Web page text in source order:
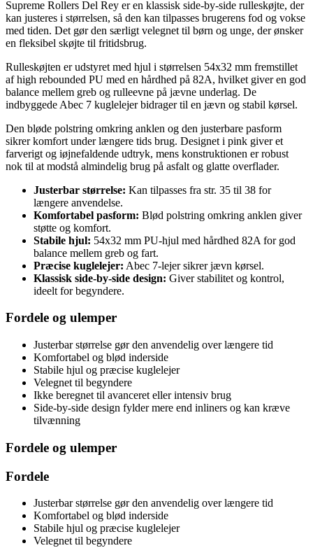
Supreme Rollers Del Rey er en klassisk side-by-side rulleskøjte, der
kan justeres i størrelsen, så den kan tilpasses brugerens fod og vokse
med tiden. Det gør den særligt velegnet til børn og unge, der ønsker
en fleksibel skøjte til fritidsbrug.
Rulleskøjten er udstyret med hjul i størrelsen 54x32 mm fremstillet
af high rebounded PU med en hårdhed på 82A, hvilket giver en god
balance mellem greb og rulleevne på jævne underlag. De
indbyggede Abec 7 kuglelejer bidrager til en jævn og stabil kørsel.
Den bløde polstring omkring anklen og den justerbare pasform
sikrer komfort under længere tids brug. Designet i pink giver et
farverigt og iøjnefaldende udtryk, mens konstruktionen er robust
nok til at modstå almindelig brug på asfalt og glatte overflader.
Justerbar størrelse: Kan tilpasses fra str. 35 til 38 for
længere anvendelse.
Komfortabel pasform: Blød polstring omkring anklen giver
støtte og komfort.
Stabile hjul: 54x32 mm PU-hjul med hårdhed 82A for god
balance mellem greb og fart.
Præcise kuglelejer: Abec 7-lejer sikrer jævn kørsel.
Klassisk side-by-side design: Giver stabilitet og kontrol,
ideelt for begyndere.
Fordele og ulemper
Justerbar størrelse gør den anvendelig over længere tid
Komfortabel og blød inderside
Stabile hjul og præcise kuglelejer
Velegnet til begyndere
Ikke beregnet til avanceret eller intensiv brug
Side-by-side design fylder mere end inliners og kan kræve
tilvænning
Fordele og ulemper
Fordele
Justerbar størrelse gør den anvendelig over længere tid
Komfortabel og blød inderside
Stabile hjul og præcise kuglelejer
Velegnet til begyndere